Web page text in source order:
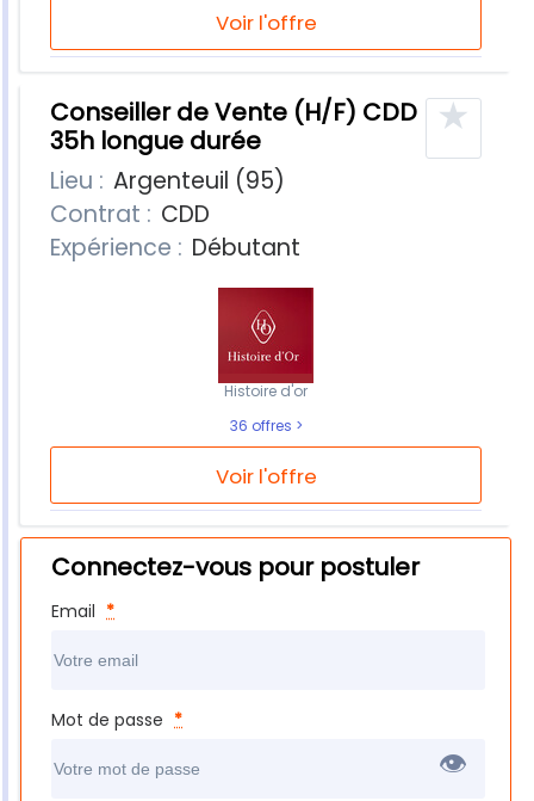
Voir l'offre
Conseiller de Vente (H/F) CDD
35h longue durée
★
Lieu : Argenteuil (95)
Contrat : CDD
Expérience : Débutant
Voir l'offre
Histoire d'or
36 offres
Connectez-vous pour postuler
Email *
Mot de passe *
👁